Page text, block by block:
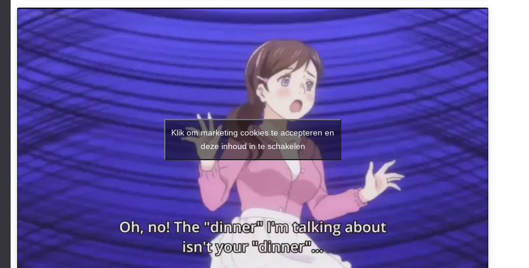
Klik om marketing cookies te accepteren en
deze inhoud in te schakelen